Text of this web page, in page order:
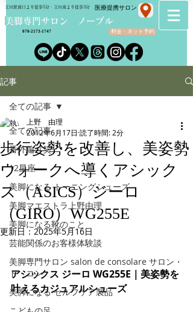
​美脚専門サロン ノーブル
立川駅南口より徒歩5分・立川南より徒歩3分
料金・ネット予約
070-2173-1747
​医療提携サロン
記事
全ての記事
番外編（笑）
12星座
美脚になる トーニングシューズ
美脚マエストラ上野由理
美脚になる靴のこと
芸能関係のお客様体験談
美脚専門サロン salon de consolare サロン・
ド・コン
美脚になる セルフケア製品
全ての記事
歩行姿勢を改善し、美姿勢
ウォークへ導くアシック
ス（ASICS）ジーロ
（GIRO）WG255E
上野 由理
2012年6月17日 読了時間: 2分
更新日：2025年5月16日
アシックス ジーロ WG255E｜美姿勢を
叶えるカジュアルシューズ